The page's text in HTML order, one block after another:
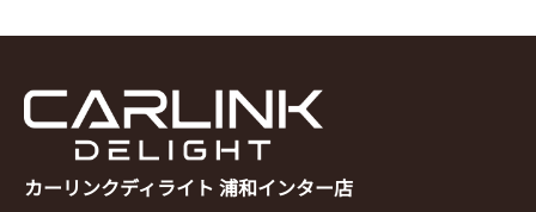
カーリンクディライト 浦和インター店